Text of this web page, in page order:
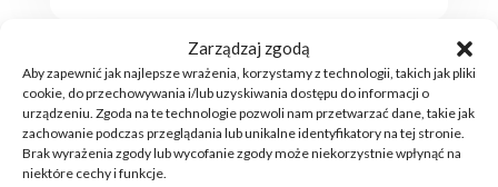
Zarządzaj zgodą
Aby zapewnić jak najlepsze wrażenia, korzystamy z technologii, takich jak pliki
cookie, do przechowywania i/lub uzyskiwania dostępu do informacji o
urządzeniu. Zgoda na te technologie pozwoli nam przetwarzać dane, takie jak
zachowanie podczas przeglądania lub unikalne identyfikatory na tej stronie.
Brak wyrażenia zgody lub wycofanie zgody może niekorzystnie wpłynąć na
niektóre cechy i funkcje.
Korzyści pracy z REMAX – Twój pewny
partner w zatrudnieniu w Niemczech
utworzone przezMałgorzata Pietrzak|paź 9, 2024
Praca w Niemczech Praca w Niemczech 2024